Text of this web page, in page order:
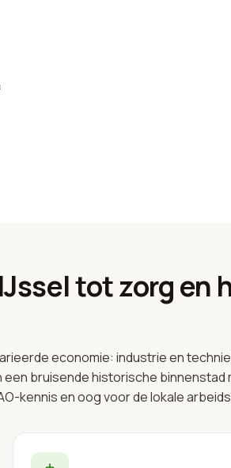
tot zorg en
economie: industrie en
bruisende historische binnenstad
kennis en oog voor de lokale